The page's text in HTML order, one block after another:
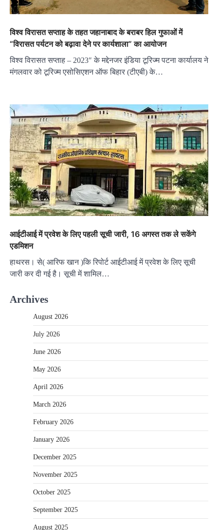
विश्व विरासत सप्ताह के तहत जहानाबाद के बराबर हिल गुफाओं में
“विरासत पर्यटन को बढ़ावा देने पर कार्यशाला” का आयोजन
विश्व विरासत सप्ताह – 2023″ के मद्देनजर इंडिया टूरिज्म पटना कार्यालय ने
मंगलवार को टूरिज्म एसोसिएशन ऑफ बिहार (टीएबी) के…
आईटीआई में प्रवेश के लिए पहली सूची जारी, 16 अगस्त तक ले सकेंगे
एडमिशन
हाथरस। से( आरिफ खान )कि रिपोर्ट आईटीआई में प्रवेश के लिए सूची
जारी कर दी गई है। सूची में शामिल…
Archives
August 2026
July 2026
June 2026
May 2026
April 2026
March 2026
February 2026
January 2026
December 2025
November 2025
October 2025
September 2025
August 2025